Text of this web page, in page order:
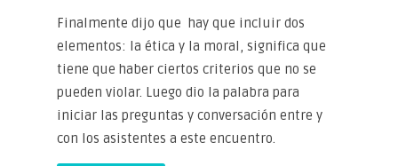
Finalmente dijo que hay que incluir dos
elementos: la ética y la moral, significa que
tiene que haber ciertos criterios que no se
pueden violar. Luego dio la palabra para
iniciar las preguntas y conversación entre y
con los asistentes a este encuentro.